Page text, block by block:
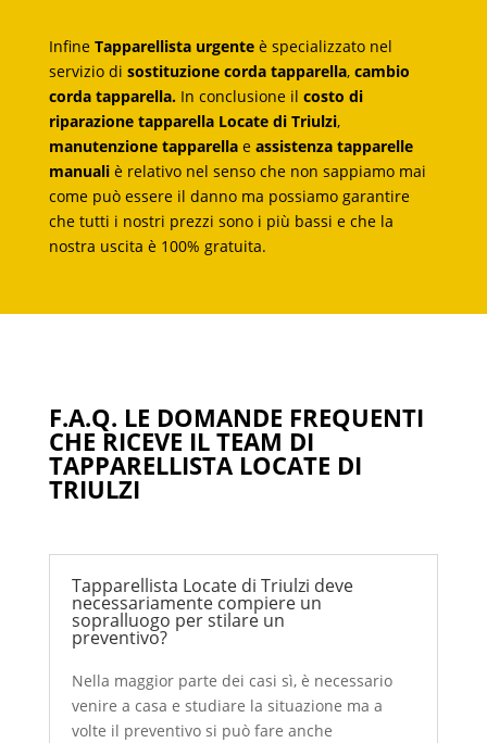
Infine Tapparellista urgenteè specializzato nel
servizio di sostituzione corda tapparella, cambio
corda tapparella. In conclusione il costo di
riparazione tapparella Locate di Triulzi,
manutenzione tapparellae assistenza tapparelle
manuali è relativo nel senso che non sappiamo mai
come può essere il danno ma possiamo garantire
che tutti i nostri prezzi sono i più bassi e che la
nostra uscita è 100% gratuita.
F.A.Q. LE DOMANDE FREQUENTI
CHE RICEVE IL TEAM DI
TAPPARELLISTA LOCATE DI
TRIULZI
Tapparellista Locate di Triulzi deve
necessariamente compiere un
sopralluogo per stilare un
preventivo?
Nella maggior parte dei casi sì, è necessario
venire a casa e studiare la situazione ma a
volte il preventivo si può fare anche